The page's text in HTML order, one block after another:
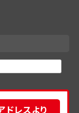
ドレスより